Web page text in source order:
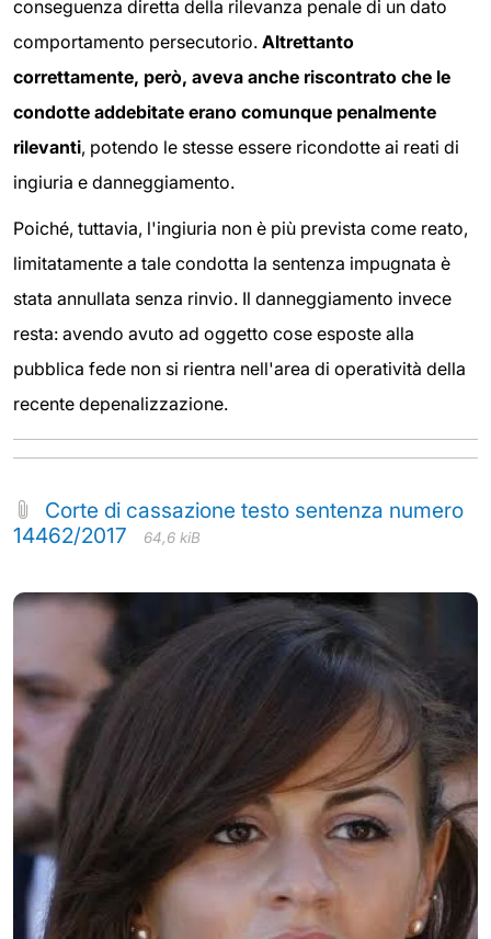
conseguenza diretta della rilevanza penale di un dato
comportamento persecutorio. Altrettanto
correttamente, però, aveva anche riscontrato che le
condotte addebitate erano comunque penalmente
rilevanti, potendo le stesse essere ricondotte ai reati di
ingiuria e danneggiamento.
Poiché, tuttavia, l'ingiuria non è più prevista come reato,
limitatamente a tale condotta la sentenza impugnata è
stata annullata senza rinvio. Il danneggiamento invece
resta: avendo avuto ad oggetto cose esposte alla
pubblica fede non si rientra nell'area di operatività della
recente depenalizzazione.
Corte di cassazione testo sentenza numero
14462/2017
64,6 kiB